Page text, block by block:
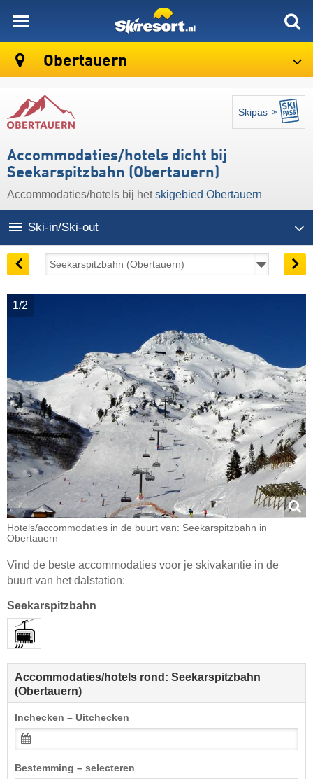
Obertauern
Skipas
Accommodaties/hotels dicht bij
Seekarspitzbahn (Obertauern)
Accommodaties/hotels bij hetskigebied Obertauern
Ski-in/Ski-out
1/2
Hotels/accommodaties in de buurt van: Seekarspitzbahn in
Obertauern
Vind de beste accommodaties voor je skivakantie in de
buurt van het dalstation:
Seekarspitzbahn
Accommodaties/hotels rond: Seekarspitzbahn
(Obertauern)
Inchecken – Uitchecken
Bestemming – selecteren